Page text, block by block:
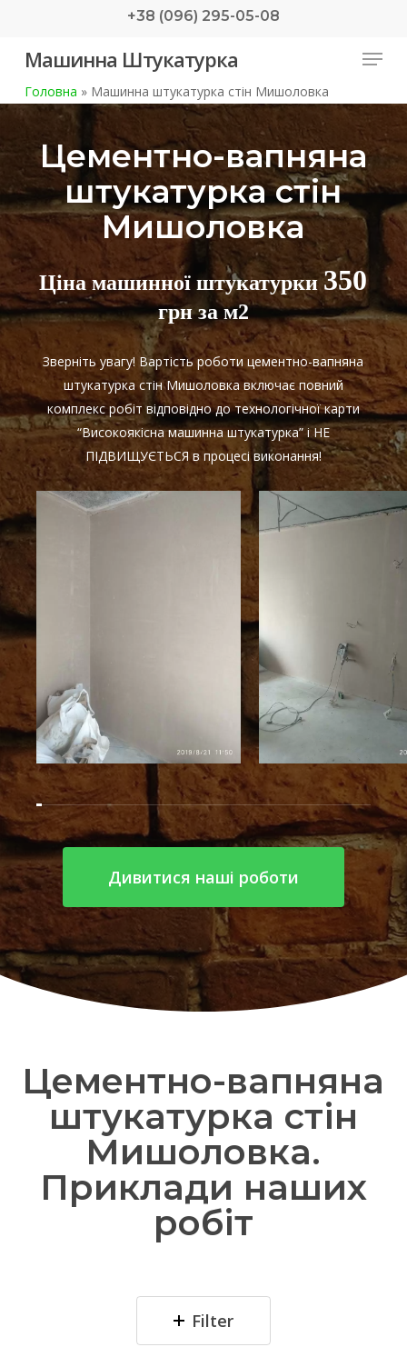
main
+38 (096) 295-05-08
Машинна Штукатурка Menu
Головна »Машинна штукатурка стін Мишоловка
Цементно-вапняна
штукатурка стін
Мишоловка
Ціна машинної штукатурки350
грн за м2
Зверніть увагу! Вартість роботи цементно-вапняна
штукатурка стін Мишоловка включає повний
комплекс робіт відповідно до технологічної карти
“Високоякісна машинна штукатурка” і НЕ
ПІДВИЩУЄТЬСЯ в процесі виконання!
Дивитися наші роботи
Цементно-вапняна
штукатурка стін
Мишоловка.
Приклади наших
робіт
Filter